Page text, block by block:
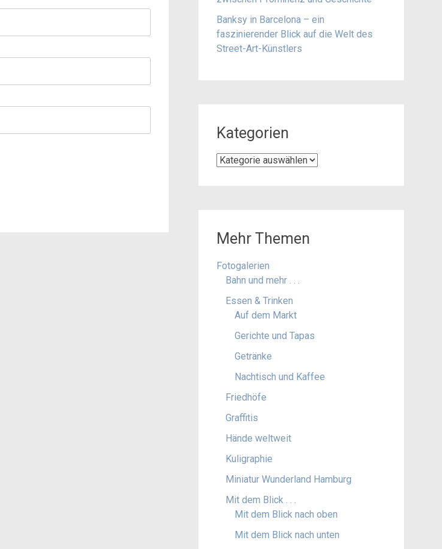
Banksy in Barcelona – ein
faszinierender Blick auf die Welt des
Street-Art-Künstlers
Kategorien
Kategorien
Mehr Themen
Fotogalerien
Bahn und mehr . . .
Essen & Trinken
Auf dem Markt
Gerichte und Tapas
Getränke
Nachtisch und Kaffee
Friedhöfe
Graffitis
Hände weltweit
Kuligraphie
Miniatur Wunderland Hamburg
Mit dem Blick . . .
Mit dem Blick nach oben
Mit dem Blick nach unten